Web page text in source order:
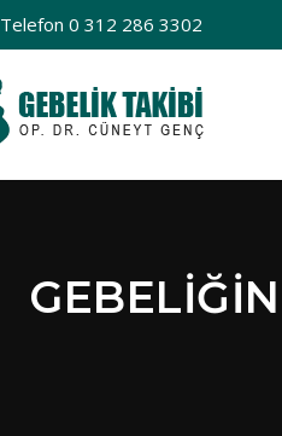
Telefon 0 312 286 3302